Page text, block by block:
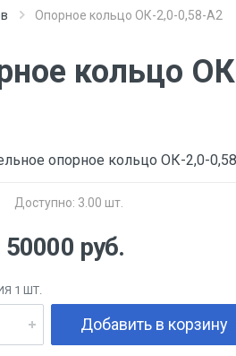
Опорное кольцо ОК-2,0-0,58-А2
кольцо
опорное кольцо ОК-2,0-
Доступно: 3.00 шт.
руб.
1 ШТ.
Добавить в корзину